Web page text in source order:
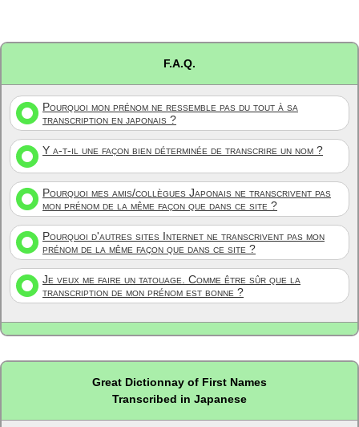
F.A.Q.
Pourquoi mon prénom ne ressemble pas du tout à sa
transcription en japonais ?
Y a-t-il une façon bien déterminée de transcrire un nom ?
Pourquoi mes amis/collègues Japonais ne transcrivent pas
mon prénom de la même façon que dans ce site ?
Pourquoi d'autres sites Internet ne transcrivent pas mon
prénom de la même façon que dans ce site ?
Je veux me faire un tatouage. Comme être sûr que la
transcription de mon prénom est bonne ?
Great Dictionnay of First Names
Transcribed in Japanese